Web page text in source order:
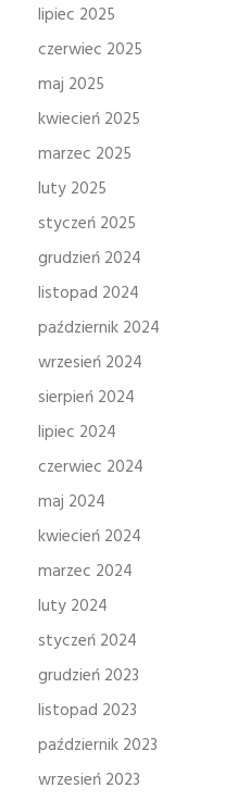
lipiec 2025
czerwiec 2025
maj 2025
kwiecień 2025
marzec 2025
luty 2025
styczeń 2025
grudzień 2024
listopad 2024
październik 2024
wrzesień 2024
sierpień 2024
lipiec 2024
czerwiec 2024
maj 2024
kwiecień 2024
marzec 2024
luty 2024
styczeń 2024
grudzień 2023
listopad 2023
październik 2023
wrzesień 2023